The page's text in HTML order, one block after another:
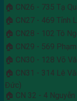
🏠 CN26 - 735 Tạ
🏠 CN27 - 469 Tỉnh
🏠 CN28 - 102 Tô
🏠 CN29 - 569
🏠 CN30 - 128 Võ
🏠 CN31 - 314 Lê
Đức)
🏠 CN 32 - 4